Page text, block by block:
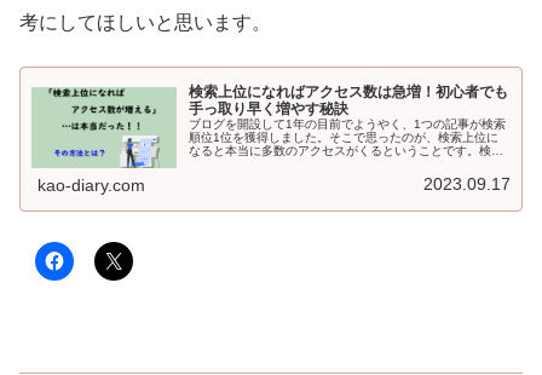
考にしてほしいと思います。
検索上位になればアクセス数は急増！初心者でも
手っ取り早く増やす秘訣
ブログを開設して1年の目前でようやく、1つの記事が検索
順位1位を獲得しました。そこで思ったのが、検索上位に
なると本当に多数のアクセスがくるということです。検索
kao-diary.com 2023.09.17